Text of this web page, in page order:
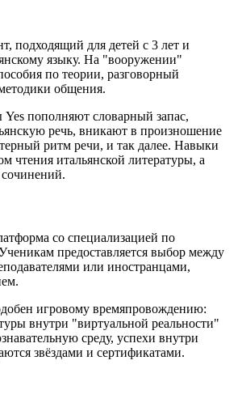
подходящий для детей с 3 лет и
языку. На "вооружении"
по теории, разговорный
общения.
пополняют словарный запас,
речь, вникают в произношение
ритм речи, и так далее. Навыки
чтения итальянской литературы, а
со специализацией по
предоставляется выбор между
или иностранцами,
игровому времяпровождению:
внутри "виртуальной реальности"
среду, успехи внутри
звёздами и сертификатами.